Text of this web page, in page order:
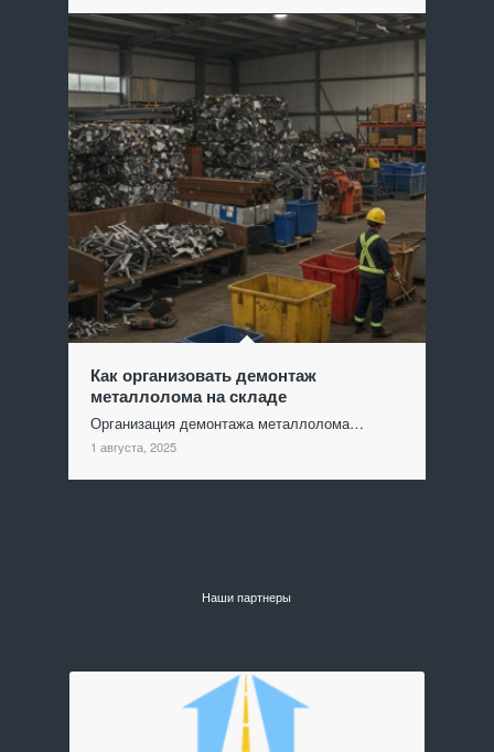
Как организовать демонтаж
металлолома на складе
Организация демонтажа металлолома…
1 августа, 2025
Наши партнеры